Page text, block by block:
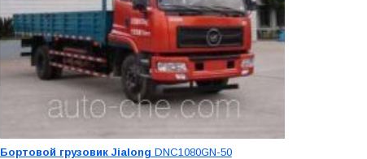
Бортовой грузовик Jialong DNC1080GN-50